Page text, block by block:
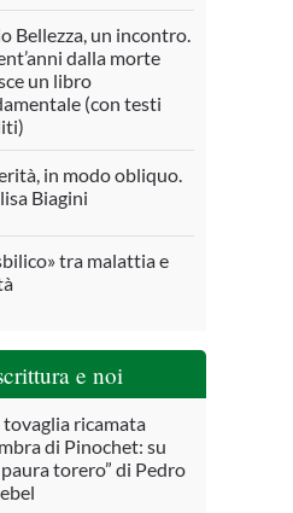
Bellezza, un incontro.
dalla morte
un libro
(con testi
in modo obliquo.
Biagini
tra malattia e
e noi
tovaglia ricamata
di Pinochet: su
torero” di Pedro